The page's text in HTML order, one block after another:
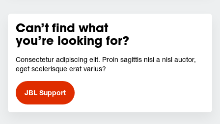
Can’t find what
you’re looking for?
Consectetur adipiscing elit. Proin sagittis nisi a nisl auctor,
eget scelerisque erat varius?
JBL Support